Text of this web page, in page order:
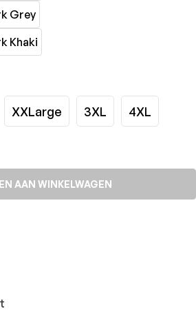
XXLarge 3XL 4XL
AAN WINKELWAGEN